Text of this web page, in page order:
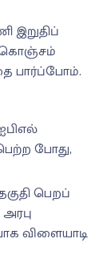
கொஞ்சம்
பார்ப்போம்.
போது,
பெறப்
விளையாடி